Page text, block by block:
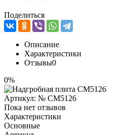
Поделиться
Описание
Характеристики
Отзывы0
0%
Артикул: № CM5126
Пока нет отзывов
Характеристики
Основные